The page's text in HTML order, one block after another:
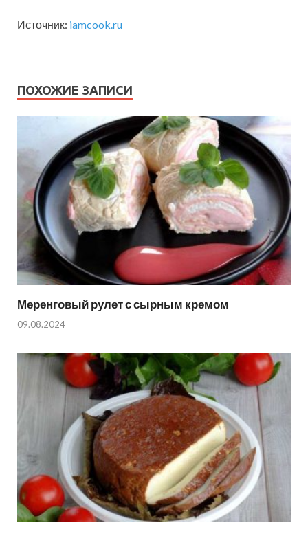
Источник: iamcook.ru
ПОХОЖИЕ ЗАПИСИ
Меренговый рулет с сырным кремом
09.08.2024